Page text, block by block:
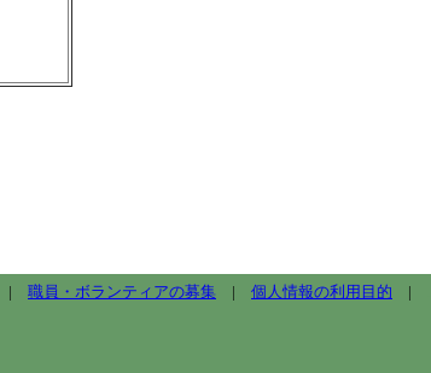
| 職員・ボランティアの募集 | 個人情報の利用目的 |